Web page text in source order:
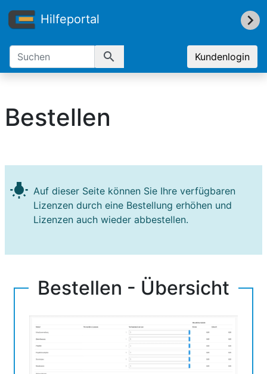
Hilfeportal
search Kundenlogin
Bestellen
wb_incandescent Auf dieser Seite können Sie Ihre verfügbaren
Lizenzen durch eine Bestellung erhöhen und
Lizenzen auch wieder abbestellen.
Bestellen - Übersicht